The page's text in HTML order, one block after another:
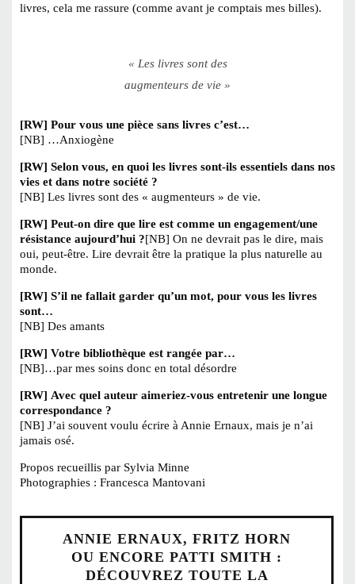
livres, cela me rassure (comme avant je comptais mes billes).
« Les livres sont des
augmenteurs de vie »
[RW] Pour vous une pièce sans livres c’est…
[NB] …Anxiogène
[RW] Selon vous, en quoi les livres sont-ils essentiels dans nos
vies et dans notre société ?
[NB] Les livres sont des « augmenteurs » de vie.
[RW] Peut-on dire que lire est comme un engagement/une
résistance aujourd’hui ?[NB] On ne devrait pas le dire, mais
oui, peut-être. Lire devrait être la pratique la plus naturelle au
monde.
[RW] S’il ne fallait garder qu’un mot, pour vous les livres
sont…
[NB] Des amants
[RW] Votre bibliothèque est rangée par…
[NB]…par mes soins donc en total désordre
[RW] Avec quel auteur aimeriez-vous entretenir une longue
correspondance ?
[NB] J’ai souvent voulu écrire à Annie Ernaux, mais je n’ai
jamais osé.
Propos recueillis par Sylvia Minne
Photographies : Francesca Mantovani
ANNIE ERNAUX, FRITZ HORN
OU ENCORE PATTI SMITH :
DÉCOUVREZ TOUTE LA